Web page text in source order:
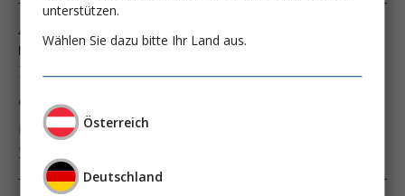
Ausgabe 2/13
Neues über Sofosbuvir – oder:
Der lange Weg zur Interferon-freien Therapie
der chronischen Hepatitis C
Prim. Univ. Prof. Dr. Michael Gschwantler
Weiter lesen ...
unterstützen.
Wählen Sie dazu bitte Ihr Land aus.
Österreich
Deutschland